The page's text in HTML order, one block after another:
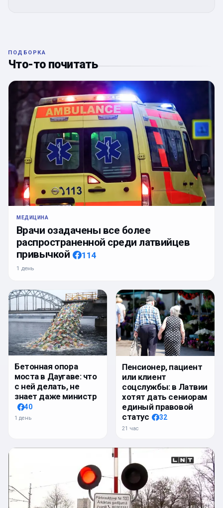
ПОДБОРКА
Что-то почитать
МЕДИЦИНА
Врачи озадачены все более
распространенной среди латвийцев
привычкой
114
1 день
Бетонная опора
моста в Даугаве: что
с ней делать, не
знает даже министр
40
1 день
Пенсионер, пациент
или клиент
соцслужбы: в Латвии
хотят дать сениорам
единый правовой
статус
32
21 час